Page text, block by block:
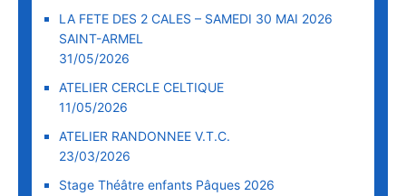
LA FETE DES 2 CALES – SAMEDI 30 MAI 2026
SAINT-ARMEL
31/05/2026
ATELIER CERCLE CELTIQUE
11/05/2026
ATELIER RANDONNEE V.T.C.
23/03/2026
Stage Théâtre enfants Pâques 2026